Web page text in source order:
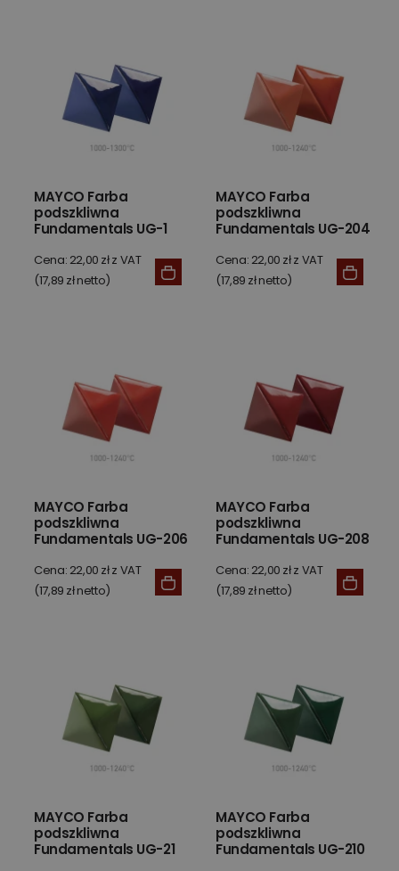
MAYCO Farba
podszkliwna
Fundamentals UG-1
Cena: 22,00 zł z VAT
(17,89 zł netto)
MAYCO Farba
podszkliwna
Fundamentals UG-204
Cena: 22,00 zł z VAT
(17,89 zł netto)
MAYCO Farba
podszkliwna
Fundamentals UG-206
Cena: 22,00 zł z VAT
(17,89 zł netto)
MAYCO Farba
podszkliwna
Fundamentals UG-208
Cena: 22,00 zł z VAT
(17,89 zł netto)
MAYCO Farba
podszkliwna
Fundamentals UG-21
MAYCO Farba
podszkliwna
Fundamentals UG-210